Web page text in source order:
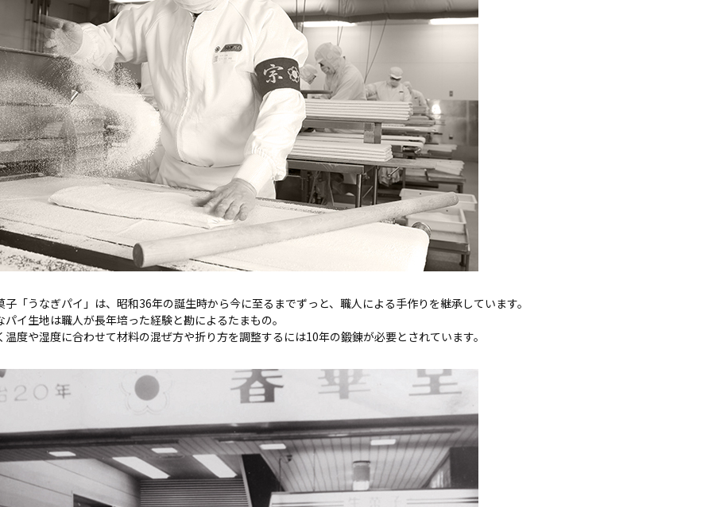
子「うなぎパイ」は、昭和36年の誕生時から今に至るまでずっと、職人による手作りを継承しています。
イ生地は職人が長年培った経験と勘によるたまもの。
温度や湿度に合わせて材料の混ぜ方や折り方を調整するには10年の鍛錬が必要とされています。